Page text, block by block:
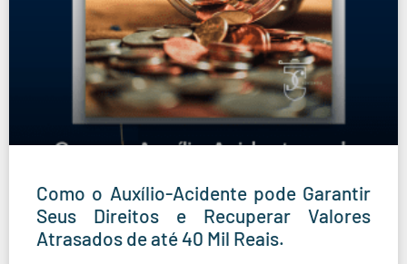
Como o Auxílio-Acidente pode Garantir
Seus Direitos e Recuperar Valores
Atrasados de até 40 Mil Reais.